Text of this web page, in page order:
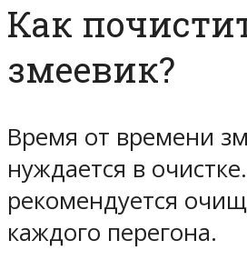
Как
змеевик?
Время от времени
нуждается в
рекомендуется
каждого перегона.